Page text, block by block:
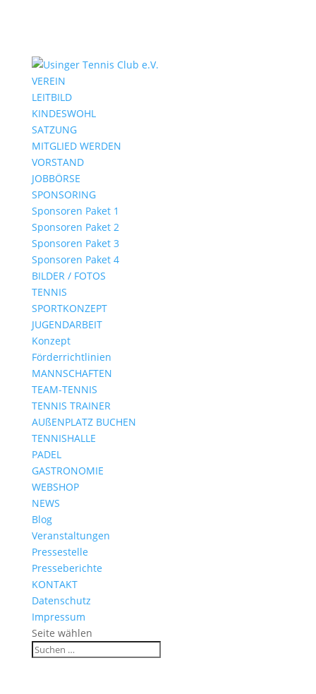
VEREIN
LEITBILD
KINDESWOHL
SATZUNG
MITGLIED WERDEN
VORSTAND
JOBBÖRSE
SPONSORING
Sponsoren Paket 1
Sponsoren Paket 2
Sponsoren Paket 3
Sponsoren Paket 4
BILDER / FOTOS
TENNIS
SPORTKONZEPT
JUGENDARBEIT
Konzept
Förderrichtlinien
MANNSCHAFTEN
TEAM-TENNIS
TENNIS TRAINER
AUßENPLATZ BUCHEN
TENNISHALLE
PADEL
GASTRONOMIE
WEBSHOP
NEWS
Blog
Veranstaltungen
Pressestelle
Presseberichte
KONTAKT
Datenschutz
Impressum
Seite wählen